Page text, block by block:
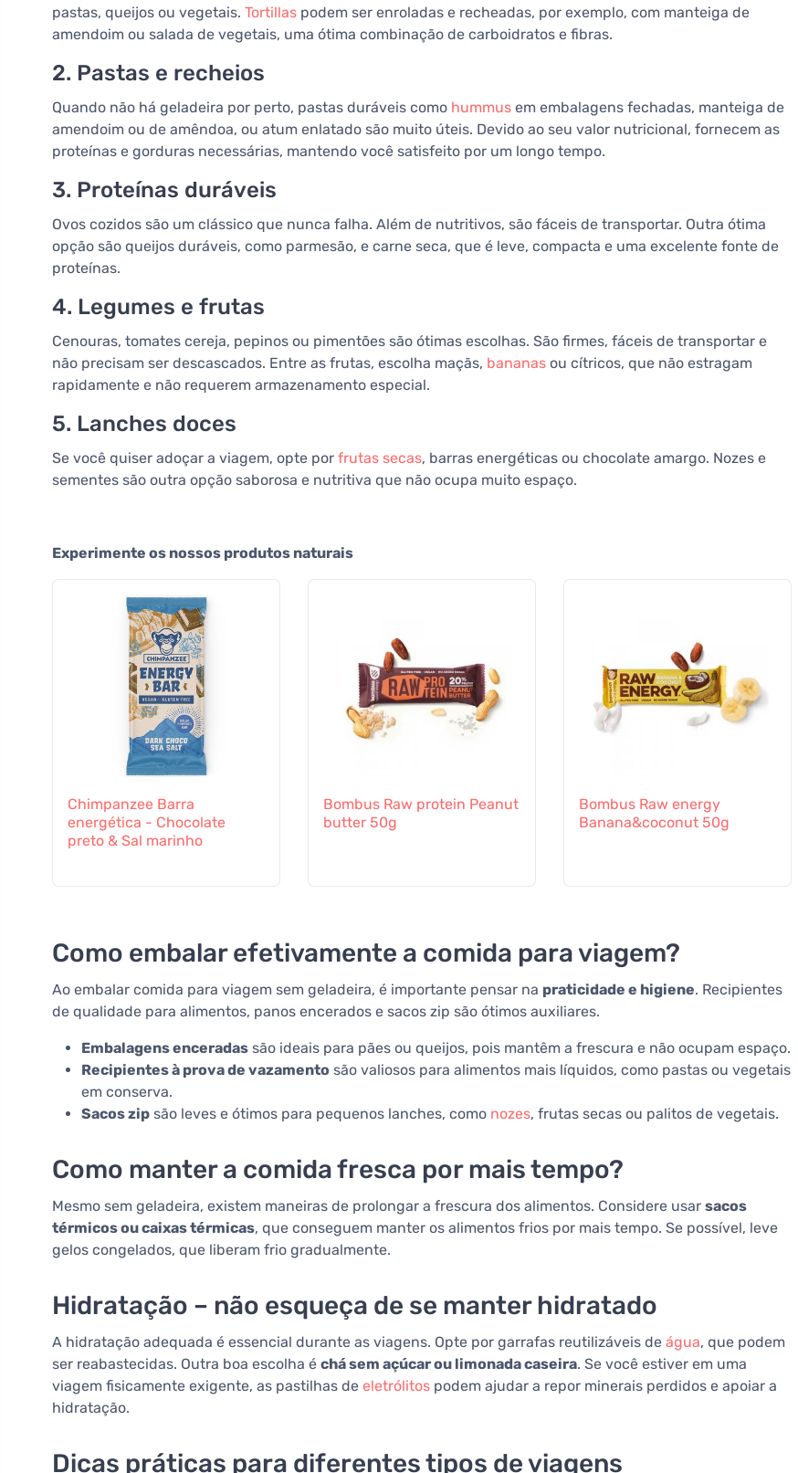
pastas, queijos ou vegetais. Tortillas podem ser enroladas e recheadas, por exemplo, com manteiga de
amendoim ou salada de vegetais, uma ótima combinação de carboidratos e fibras.
2. Pastas e recheios
Quando não há geladeira por perto, pastas duráveis como hummus em embalagens fechadas, manteiga de
amendoim ou de amêndoa, ou atum enlatado são muito úteis. Devido ao seu valor nutricional, fornecem as
proteínas e gorduras necessárias, mantendo você satisfeito por um longo tempo.
3. Proteínas duráveis
Ovos cozidos são um clássico que nunca falha. Além de nutritivos, são fáceis de transportar. Outra ótima
opção são queijos duráveis, como parmesão, e carne seca, que é leve, compacta e uma excelente fonte de
proteínas.
4. Legumes e frutas
Cenouras, tomates cereja, pepinos ou pimentões são ótimas escolhas. São firmes, fáceis de transportar e
não precisam ser descascados. Entre as frutas, escolha maçãs, bananas ou cítricos, que não estragam
rapidamente e não requerem armazenamento especial.
5. Lanches doces
Se você quiser adoçar a viagem, opte por frutas secas, barras energéticas ou chocolate amargo. Nozes e
sementes são outra opção saborosa e nutritiva que não ocupa muito espaço.
Experimente os nossos produtos naturais
Chimpanzee Barra
energética - Chocolate
preto & Sal marinho
Bombus Raw protein Peanut
butter 50g
Bombus Raw energy
Banana&coconut 50g
Como embalar efetivamente a comida para viagem?
Ao embalar comida para viagem sem geladeira, é importante pensar na praticidade e higiene. Recipientes
de qualidade para alimentos, panos encerados e sacos zip são ótimos auxiliares.
Embalagens enceradas são ideais para pães ou queijos, pois mantêm a frescura e não ocupam espaço.
Recipientes à prova de vazamento são valiosos para alimentos mais líquidos, como pastas ou vegetais
em conserva.
Sacos zip são leves e ótimos para pequenos lanches, como nozes, frutas secas ou palitos de vegetais.
Como manter a comida fresca por mais tempo?
Mesmo sem geladeira, existem maneiras de prolongar a frescura dos alimentos. Considere usar sacos
térmicos ou caixas térmicas, que conseguem manter os alimentos frios por mais tempo. Se possível, leve
gelos congelados, que liberam frio gradualmente.
Hidratação – não esqueça de se manter hidratado
A hidratação adequada é essencial durante as viagens. Opte por garrafas reutilizáveis de água, que podem
ser reabastecidas. Outra boa escolha é chá sem açúcar ou limonada caseira. Se você estiver em uma
viagem fisicamente exigente, as pastilhas de eletrólitos podem ajudar a repor minerais perdidos e apoiar a
hidratação.
Dicas práticas para diferentes tipos de viagens